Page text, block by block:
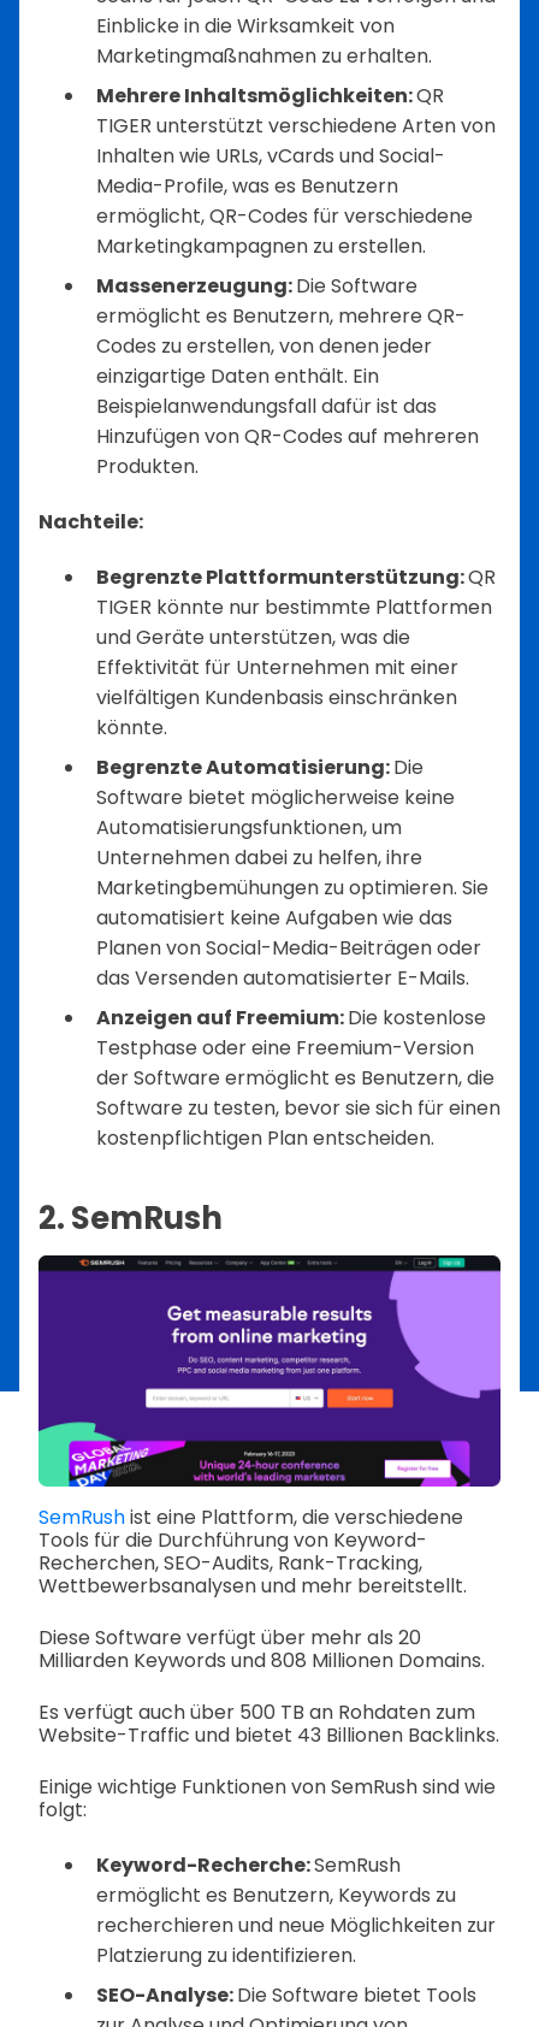
Einblicke in die Wirksamkeit von
Marketingmaßnahmen zu erhalten.
Mehrere Inhaltsmöglichkeiten:QR
TIGER unterstützt verschiedene Arten von
Inhalten wie URLs, vCards und Social-
Media-Profile, was es Benutzern
ermöglicht, QR-Codes für verschiedene
Marketingkampagnen zu erstellen.
Massenerzeugung:Die Software
ermöglicht es Benutzern, mehrere QR-
Codes zu erstellen, von denen jeder
einzigartige Daten enthält. Ein
Beispielanwendungsfall dafür ist das
Hinzufügen von QR-Codes auf mehreren
Produkten.
Nachteile:
Begrenzte Plattformunterstützung:QR
TIGER könnte nur bestimmte Plattformen
und Geräte unterstützen, was die
Effektivität für Unternehmen mit einer
vielfältigen Kundenbasis einschränken
könnte.
Begrenzte Automatisierung:Die
Software bietet möglicherweise keine
Automatisierungsfunktionen, um
Unternehmen dabei zu helfen, ihre
Marketingbemühungen zu optimieren. Sie
automatisiert keine Aufgaben wie das
Planen von Social-Media-Beiträgen oder
das Versenden automatisierter E-Mails.
Anzeigen auf Freemium:Die kostenlose
Testphase oder eine Freemium-Version
der Software ermöglicht es Benutzern, die
Software zu testen, bevor sie sich für einen
kostenpflichtigen Plan entscheiden.
2. SemRush
SemRushist eine Plattform, die verschiedene
Tools für die Durchführung von Keyword-
Recherchen, SEO-Audits, Rank-Tracking,
Wettbewerbsanalysen und mehr bereitstellt.
Diese Software verfügt über mehr als 20
Milliarden Keywords und 808 Millionen Domains.
Es verfügt auch über 500 TB an Rohdaten zum
Website-Traffic und bietet 43 Billionen Backlinks.
Einige wichtige Funktionen von SemRush sind wie
folgt:
Keyword-Recherche:SemRush
ermöglicht es Benutzern, Keywords zu
recherchieren und neue Möglichkeiten zur
Platzierung zu identifizieren.
SEO-Analyse:Die Software bietet Tools